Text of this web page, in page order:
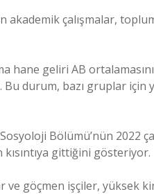
akademik çalışmalar,
hane geliri AB
durum, bazı gruplar için
Bölümü’nün 2022
gittiğini gösteriyor.
ve göçmen işçiler, yüksek